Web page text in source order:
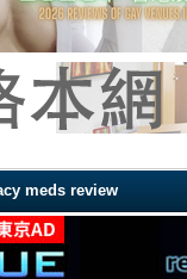
meds review